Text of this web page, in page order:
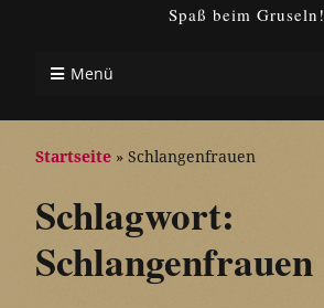
Spaß beim Gruseln!
Menü
Startseite » Schlangenfrauen
Schlagwort:
Schlangenfrauen